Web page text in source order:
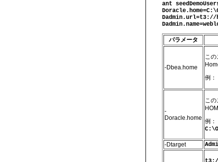
ant
Dadmin.url=t3://
パラメータ
-Dbea.home
こ
例：
-
Doracle.home
こ
例：
-Dtarget